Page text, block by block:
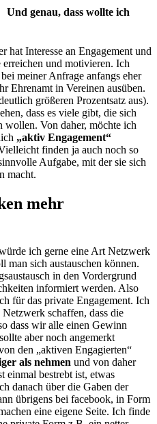
Und genau, dass wollte ich
hat Interesse an Engagement und
und motivieren. Ich
meiner Anfrage anfangs eher
Ehrenamt in Vereinen ausüben.
größeren Prozentsatz aus).
dass es viele gibt, die sich
wollen. Von daher, möchte ich
„aktiv Engagement“
finden ja auch noch so
Aufgabe, mit der sie sich
macht.
mehr
ich gerne eine Art Netzwerk
man sich austauschen können.
in den Vordergrund
informiert werden. Also
für das private Engagement. Ich
schaffen, dass die
dass wir alle einen Gewinn
aber noch angemerkt
den „aktiven Engagierten“
als nehmen und von daher
einmal bestrebt ist, etwas
danach über die Gaben der
übrigens bei facebook, in Form
eine eigene Seite. Ich finde